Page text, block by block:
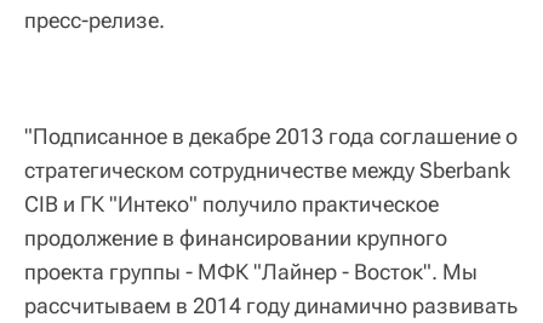
пресс-релизе.
"Подписанное в декабре 2013 года соглашение о
стратегическом сотрудничестве между Sberbank
CIB и ГК "Интеко" получило практическое
продолжение в финансировании крупного
проекта группы - МФК "Лайнер - Восток". Мы
рассчитываем в 2014 году динамично развивать